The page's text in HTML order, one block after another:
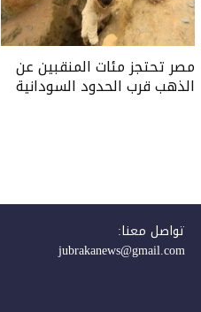
مصر تحتجز مئات المنقبين عن
الذهب قرب الحدود السودانية
تواصل معنا:
jubrakanews@gmail.com